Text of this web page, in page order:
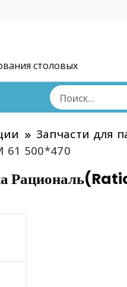
столовых
Запчасти для
61 500*470